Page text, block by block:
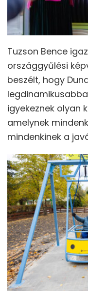
Tuzson Bence
országgyűlési
beszélt, hogy
igyekeznek olyan
amelynek
mindenkinek a